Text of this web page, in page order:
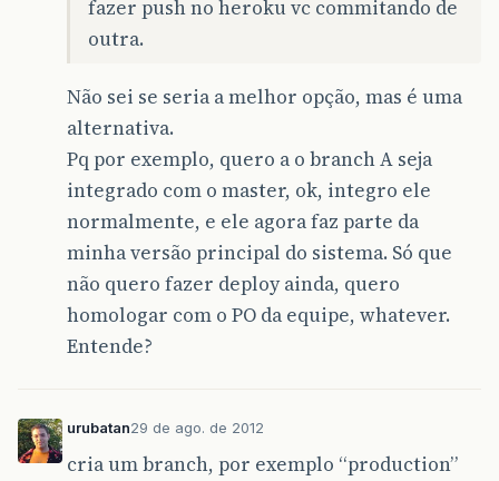
fazer push no heroku vc commitando de
outra.
Não sei se seria a melhor opção, mas é uma
alternativa.
Pq por exemplo, quero a o branch A seja
integrado com o master, ok, integro ele
normalmente, e ele agora faz parte da
minha versão principal do sistema. Só que
não quero fazer deploy ainda, quero
homologar com o PO da equipe, whatever.
Entende?
urubatan29 de ago. de 2012
cria um branch, por exemplo “production”